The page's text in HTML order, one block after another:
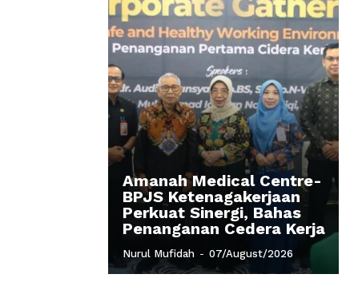
Amanah Medical Centre-
BPJS Ketenagakerjaan
Perkuat Sinergi, Bahas
Penanganan Cedera Kerja
Nurul Mufidah - 07/August/2026